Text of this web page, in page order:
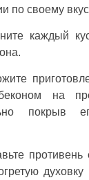
по своему
каждый
на
покрыв